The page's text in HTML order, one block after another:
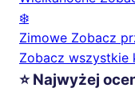
❄️
Zimowe Zobacz
Zobacz
⭐ Najwyżej